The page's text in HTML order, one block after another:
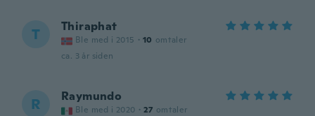
T Thiraphat
Ble med i 2015 · 10 omtaler
ca. 3 år siden
R Raymundo
Ble med i 2020 · 27 omtaler